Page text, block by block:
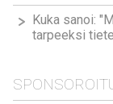
Kuka sanoi:
tarpeeksi